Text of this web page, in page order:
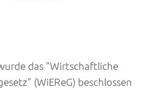
das "Wirtschaftliche
(WiEReG) beschlossen